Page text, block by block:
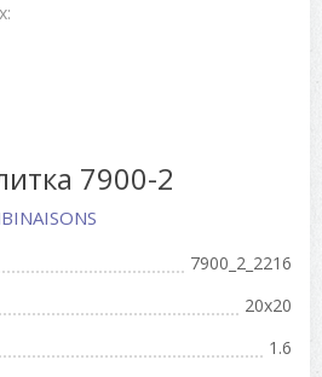
7900-2
7900_2_2216
20x20
1.6